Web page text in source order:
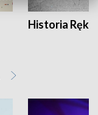
Historia Ręką